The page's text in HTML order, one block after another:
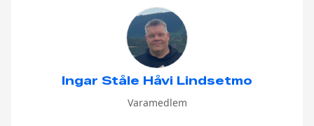
Ingar Ståle Håvi Lindsetmo
Varamedlem